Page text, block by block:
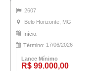
2607
Belo Horizonte, MG
Início:
Término: 17/06/2026
Lance Mínimo
R$ 99.000,00